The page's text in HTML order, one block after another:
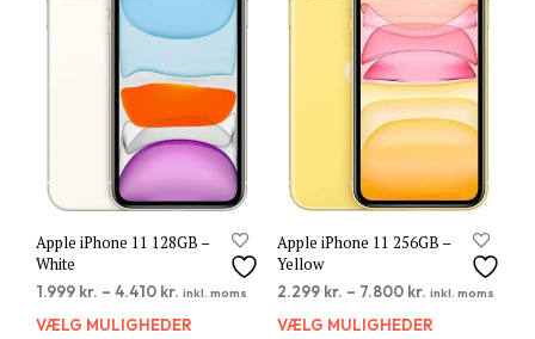
Apple iPhone 11 128GB –
White
1.999 kr. – 4.410 kr. inkl. moms
VÆLG MULIGHEDER
Dette
Apple iPhone 11 256GB –
Yellow
2.299 kr. – 7.800 kr. inkl. moms
VÆLG MULIGHEDER